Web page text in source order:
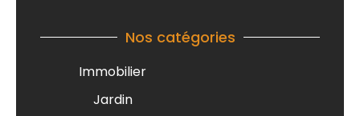
Nos catégories
Immobilier
Jardin